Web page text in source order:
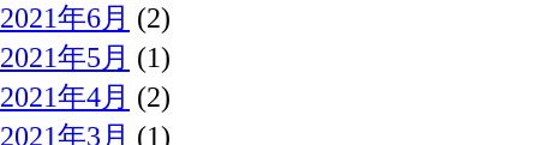
2021年6月 (2)
2021年5月 (1)
2021年4月 (2)
2021年3月 (1)